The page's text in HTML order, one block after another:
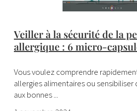
Veiller à la sécurité de la
allergique : 6 micro-
Vous voulez comprendre
allergies alimentaires ou
aux bonnes ...